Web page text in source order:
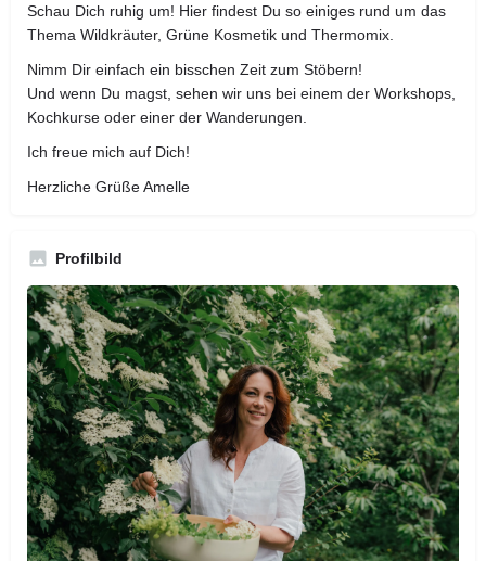
Schau Dich ruhig um! Hier findest Du so einiges rund um das
Thema Wildkräuter, Grüne Kosmetik und Thermomix.
Nimm Dir einfach ein bisschen Zeit zum Stöbern!
Und wenn Du magst, sehen wir uns bei einem der Workshops,
Kochkurse oder einer der Wanderungen.
Ich freue mich auf Dich!
Herzliche Grüße Amelle
Profilbild